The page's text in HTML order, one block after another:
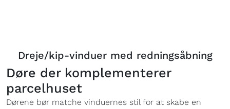
Dreje/kip-vinduer med redningsåbning
Døre der komplementerer
parcelhuset
Dørene bør matche vinduernes stil for at skabe en